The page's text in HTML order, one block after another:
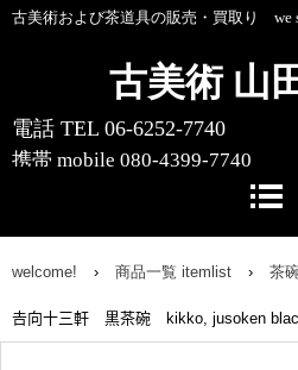
古美術 山
古美術および茶道具の販売・買取り we
電話 TEL 06-6252-7740
携帯 mobile 080-4399-7740
〒541-0055 大阪市中央区船場中央4-1-
10 船場センタービル10号館1階
welcome! › 商品一覧 itemlist › 茶
𠮷向十三軒 黒茶碗 kikko, jusoken